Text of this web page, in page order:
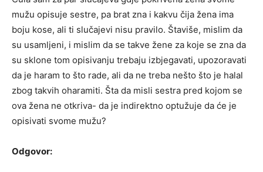
mužu opisuje sestre, pa brat zna i kakvu čija žena ima
boju kose, ali ti slučajevi nisu pravilo. Štaviše, mislim da
su usamljeni, i mislim da se takve žene za koje se zna da
su sklone tom opisivanju trebaju izbjegavati, upozoravati
da je haram to što rade, ali da ne treba nešto što je halal
zbog takvih oharamiti. Šta da misli sestra pred kojom se
ova žena ne otkriva- da je indirektno optužuje da će je
opisivati svome mužu?
Odgovor: